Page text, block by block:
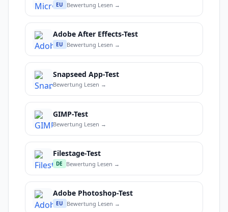
EU Bewertung Lesen →
Adobe After Effects-Test
EU Bewertung Lesen →
Snapseed App-Test
Bewertung Lesen →
GIMP-Test
Bewertung Lesen →
Filestage-Test
DE Bewertung Lesen →
Adobe Photoshop-Test
EU Bewertung Lesen →